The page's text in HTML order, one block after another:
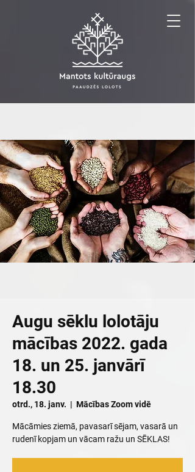
Augu sēklu lolotāju
mācības 2022. gada
18. un 25. janvārī
18.30
otrd., 18. janv.
  |
Mācības Zoom vidē
Mācāmies ziemā, pavasarī sējam, vasarā un
rudenī kopjam un vācam ražu un SĒKLAS!